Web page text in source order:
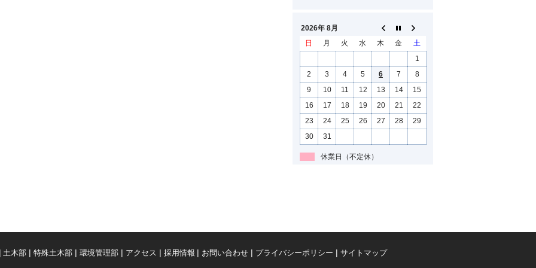
2026年 8月
日
月 火 水 木 金
土
1
2
3 4 5 6 7
8
9
10 11 12 13 14
15
16
17 18 19 20 21
22
23
24 25 26 27 28
29
30
31
休業日（不定休）
土木部 特殊土木部 環境管理部 アクセス 採用情報 お問い合わせ プライバシーポリシー サイトマップ